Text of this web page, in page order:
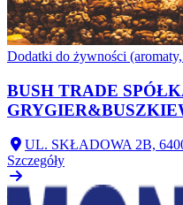
Dodatki do żywności
BUSH TRADE
UL. SKŁADOWA 2B,
Szczegóły